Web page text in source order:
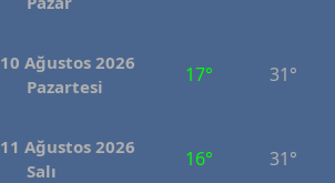
Kars
10 Ağustos 2026
Pazartesi
17° 31°
11 Ağustos 2026
Salı
16° 31°